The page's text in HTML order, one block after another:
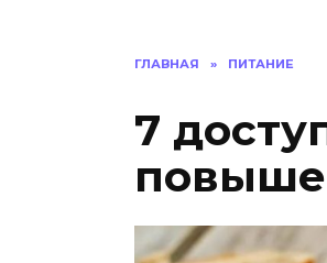
ГЛАВНАЯ » ПИТАНИЕ
7